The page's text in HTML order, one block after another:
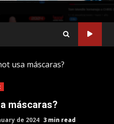
usa máscaras?
máscaras?
de 2024 3 min read